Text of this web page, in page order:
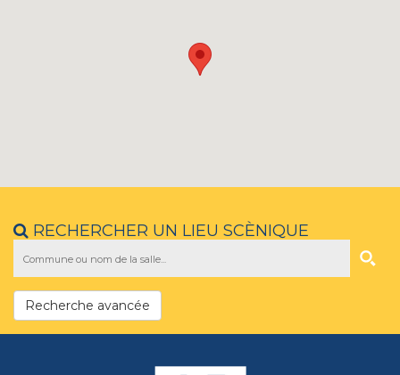
RECHERCHER UN LIEU SCÈNIQUE
Recherche avancée